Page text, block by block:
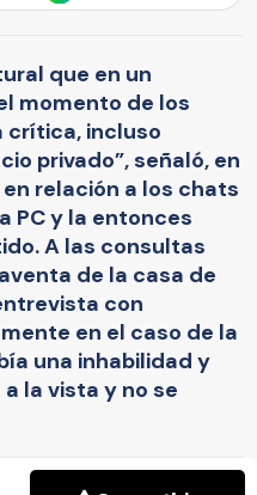
que en un
momento de los
crítica, incluso
privado”, señaló, en
relación a los chats
PC y la entonces
A las consultas
de la casa de
con
en el caso de la
una inhabilidad y
la vista y no se